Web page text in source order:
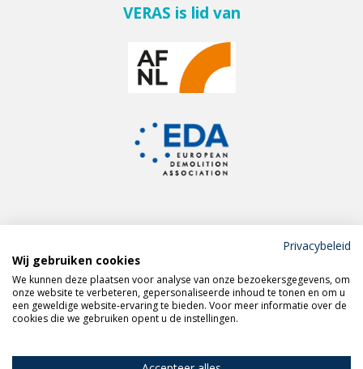
VERAS is lid van
Meld je aan voor de
VERAS nieuwsbrief
Volg VERAS op
Privacybeleid
Wij gebruiken cookies
We kunnen deze plaatsen voor analyse van onze bezoekersgegevens, om
onze website te verbeteren, gepersonaliseerde inhoud te tonen en om u
een geweldige website-ervaring te bieden. Voor meer informatie over de
cookies die we gebruiken opent u de instellingen.